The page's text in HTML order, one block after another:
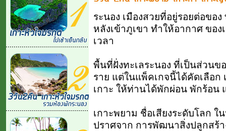
ระนอง เมืองสวยที่อยู่รอยต่อขอ
หลังเข้าภูเขา ทำให้อากาศ ของ
เวลา
พื้นที่ฝั่งทะเลระนอง ที่เป็นส่วนข
ราย แต่ในแพ็คเกจนี้ได้คัดเลือก
เกาะ ให้ท่านได้พักผ่อน พักร้อน
เกาะพยาม ชื่อเสียงระดับโลก ใ
ปราศจาก การพัฒนาสิ่งปลูกสร้